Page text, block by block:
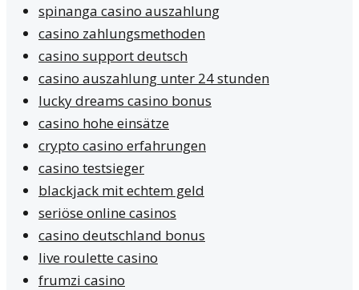
spinanga casino auszahlung
casino zahlungsmethoden
casino support deutsch
casino auszahlung unter 24 stunden
lucky dreams casino bonus
casino hohe einsätze
crypto casino erfahrungen
casino testsieger
blackjack mit echtem geld
seriöse online casinos
casino deutschland bonus
live roulette casino
frumzi casino